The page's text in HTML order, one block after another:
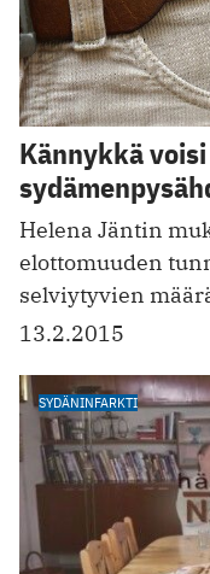
Kännykkä
Helena Jäntin
elottomuuden
selviytyvien
13.2.2015
SYDÄNINFARKTI